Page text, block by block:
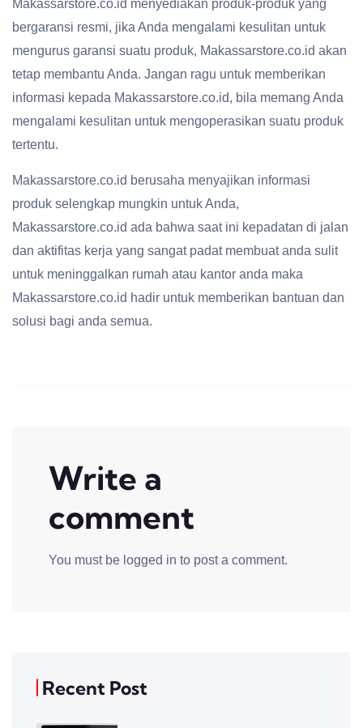
Makassarstore.co.id menyediakan produk-produk yang
bergaransi resmi, jika Anda mengalami kesulitan untuk
mengurus garansi suatu produk, Makassarstore.co.id akan
tetap membantu Anda. Jangan ragu untuk memberikan
informasi kepada Makassarstore.co.id, bila memang Anda
mengalami kesulitan untuk mengoperasikan suatu produk
tertentu.
Makassarstore.co.id berusaha menyajikan informasi
produk selengkap mungkin untuk Anda,
Makassarstore.co.id ada bahwa saat ini kepadatan di jalan
dan aktifitas kerja yang sangat padat membuat anda sulit
untuk meninggalkan rumah atau kantor anda maka
Makassarstore.co.id hadir untuk memberikan bantuan dan
solusi bagi anda semua.
Write a
comment
You must be logged in to post a comment.
Recent Post